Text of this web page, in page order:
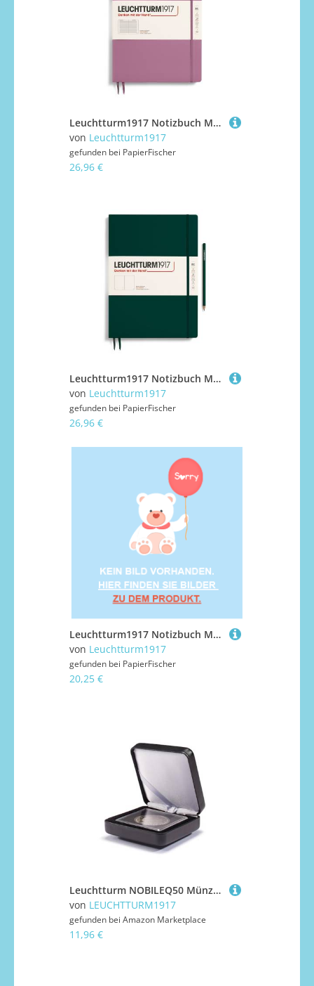
Leuchtturm1917 Notizbuch Master Slim (A4+) Hardcover Dusty Rose Liniert
von Leuchtturm1917
gefunden bei PapierFischer
26,96 €
Leuchtturm1917 Notizbuch Master Slim (A4+) Hardcover Forest Green Blanko
von Leuchtturm1917
gefunden bei PapierFischer
26,96 €
Leuchtturm1917 Notizbuch Medium Softcover A5 Smooth Colours Lilac, blanko
von Leuchtturm1917
gefunden bei PapierFischer
20,25 €
Leuchtturm NOBILEQ50 Münzetui NOBILE aus Metall, für Quadrum, Vertiefung 50 x 50 mm
von LEUCHTTURM1917
gefunden bei Amazon Marketplace
11,96 €